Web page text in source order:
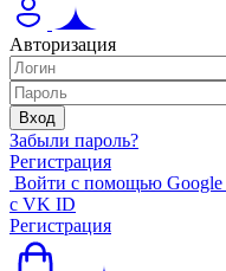
Авторизация
Забыли пароль?
Регистрация
Войти с помощью Google
с VK ID
Регистрация